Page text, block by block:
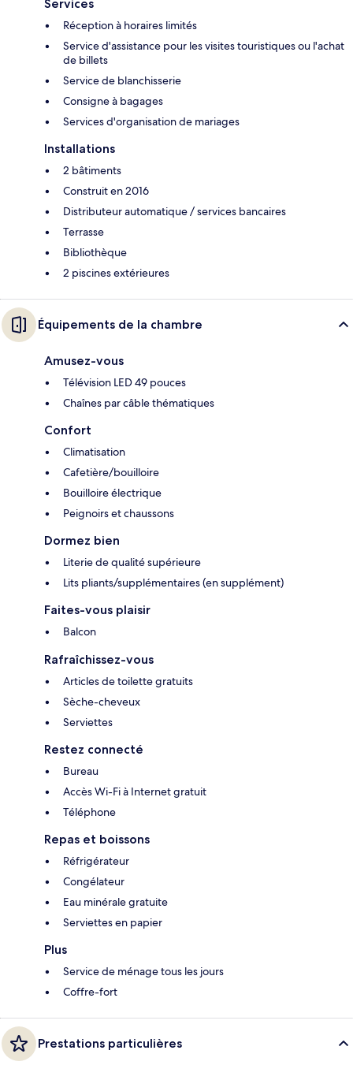
Services
Réception à horaires limités
Service d'assistance pour les visites touristiques ou l'achat
de billets
Service de blanchisserie
Consigne à bagages
Services d'organisation de mariages
Installations
2 bâtiments
Construit en 2016
Distributeur automatique / services bancaires
Terrasse
Bibliothèque
2 piscines extérieures
Équipements de la chambre
Amusez-vous
Télévision LED 49 pouces
Chaînes par câble thématiques
Confort
Climatisation
Cafetière/bouilloire
Bouilloire électrique
Peignoirs et chaussons
Dormez bien
Literie de qualité supérieure
Lits pliants/supplémentaires (en supplément)
Faites-vous plaisir
Balcon
Rafraîchissez-vous
Articles de toilette gratuits
Sèche-cheveux
Serviettes
Restez connecté
Bureau
Accès Wi-Fi à Internet gratuit
Téléphone
Repas et boissons
Réfrigérateur
Congélateur
Eau minérale gratuite
Serviettes en papier
Plus
Service de ménage tous les jours
Coffre-fort
Prestations particulières